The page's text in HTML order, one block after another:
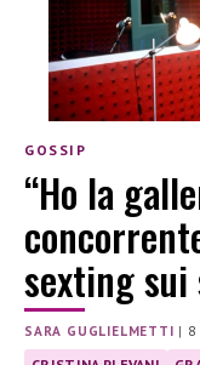
GOSSIP
“Ho la
sexting sui
SARA GUGLIELMETTI | 8